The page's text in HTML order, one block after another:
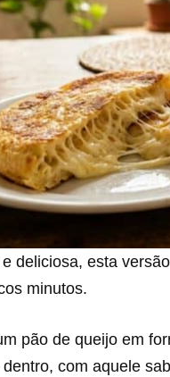
deliciosa, esta
minutos.
pão de queijo em
com aquele